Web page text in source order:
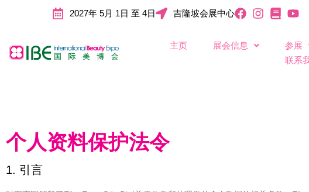
2027年 5月 1日 至 4日 吉隆坡会展中心
主页 展会信息 参展
联系
个人资料保护法令
1. 引言